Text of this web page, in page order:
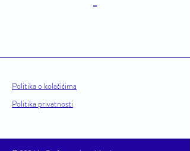
Politika o kolačićima
Politika privatnosti